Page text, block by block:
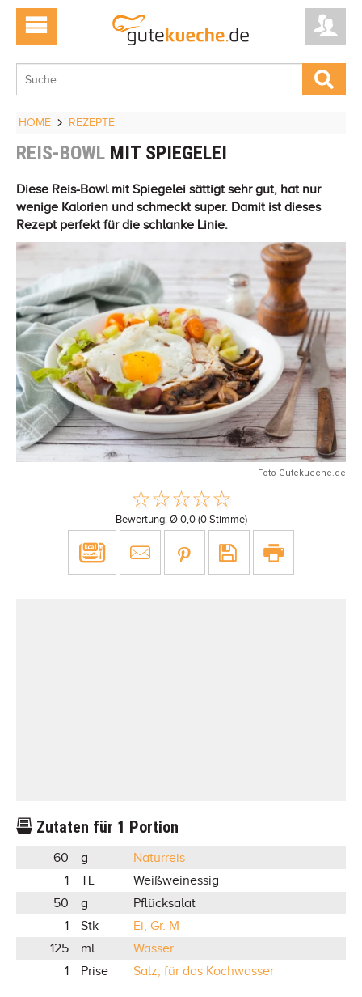
HOME REZEPTE
REIS-BOWL MIT SPIEGELEI
Diese Reis-Bowl mit Spiegelei sättigt sehr gut, hat nur
wenige Kalorien und schmeckt super. Damit ist dieses
Rezept perfekt für die schlanke Linie.
Foto Gutekueche.de
Bewertung: Ø 0,0(0Stimme)
Zutaten für 1 Portion
60 g
Naturreis
1
TL
Weißweinessig
50
g
Pflücksalat
1
Stk
Ei, Gr. M
125
ml
Wasser
1
Prise Salz, für das Kochwasser